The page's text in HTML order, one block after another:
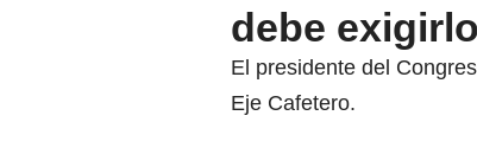
debe
El presidente del
Eje Cafetero.